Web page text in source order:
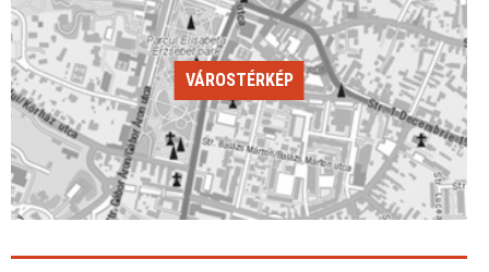
VÁROSTÉRKÉP